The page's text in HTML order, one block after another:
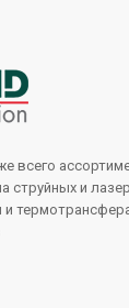
всего
струйных и